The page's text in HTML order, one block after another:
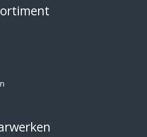
bij Chemo
bij Haarherstel/verzorging
bij Haaruitval
Kapsalon